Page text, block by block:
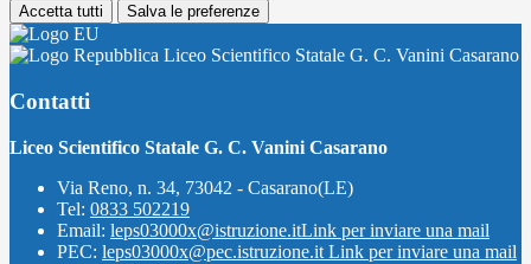
Accetta tutti Salva le preferenze
Liceo Scientifico Statale G. C. Vanini Casarano
Contatti
Liceo Scientifico Statale G. C. Vanini Casarano
Via Reno, n. 34, 73042 - Casarano(LE)
Tel: 0833 502219
Email: leps03000x@istruzione.itLink per inviare una mail
PEC: leps03000x@pec.istruzione.it Link per inviare una mail